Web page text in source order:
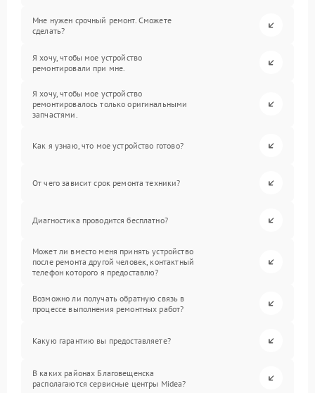
Мне нужен срочный ремонт. Сможете
сделать?
Я хочу, чтобы мое устройство
ремонтировали при мне.
Я хочу, чтобы мое устройство
ремонтировалось только оригинальными
запчастями.
Как я узнаю, что мое устройство готово?
От чего зависит срок ремонта техники?
Диагностика проводится бесплатно?
Может ли вместо меня принять устройство
после ремонта другой человек, контактный
телефон которого я предоставлю?
Возможно ли получать обратную связь в
процессе выполнения ремонтных работ?
Какую гарантию вы предоставляете?
В каких районах Благовещенска
располагаются сервисные центры Midea?